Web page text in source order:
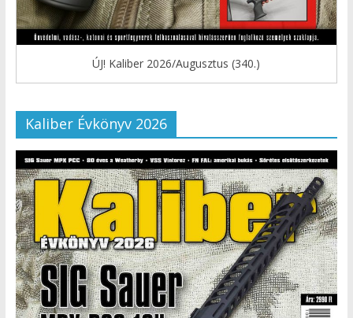
ÚJ! Kaliber 2026/Augusztus (340.)
Kaliber Évkönyv 2026